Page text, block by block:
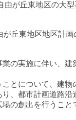
が丘東地区の大
東地区地区計画
の実施に伴い、
とについて、建
、都市計画道路
の創出を行うこ